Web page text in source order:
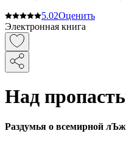
5.02Оценить
Электронная книга
Над
Раздумья о всемирной